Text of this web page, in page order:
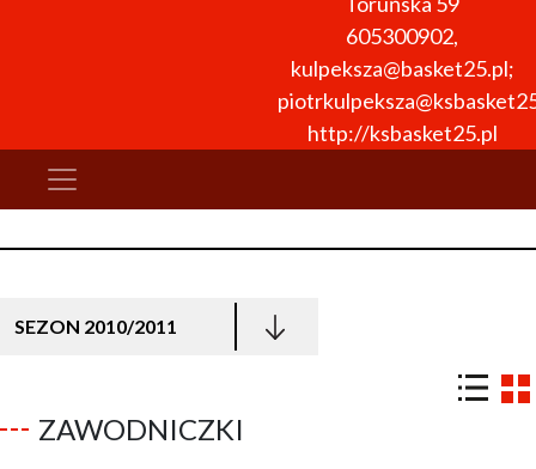
605300902,
kulpeksza@basket25.pl;
http://ksbasket25.pl
SEZON 2010/2011
ZAWODNICZKI